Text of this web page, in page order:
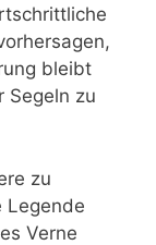
bleibt
Segeln zu
zu
Legende
Verne